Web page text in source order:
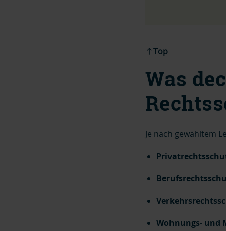
Top
Was
Je nach gewähltem
Wohnungs- und